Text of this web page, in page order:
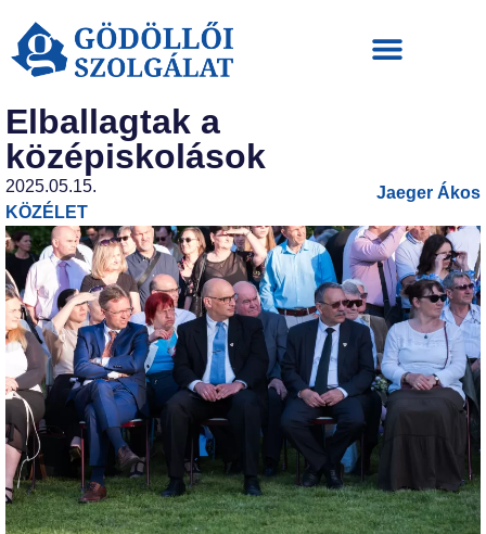
Elballagtak a
középiskolások
2025.05.15.
KÖZÉLET
Jaeger Ákos